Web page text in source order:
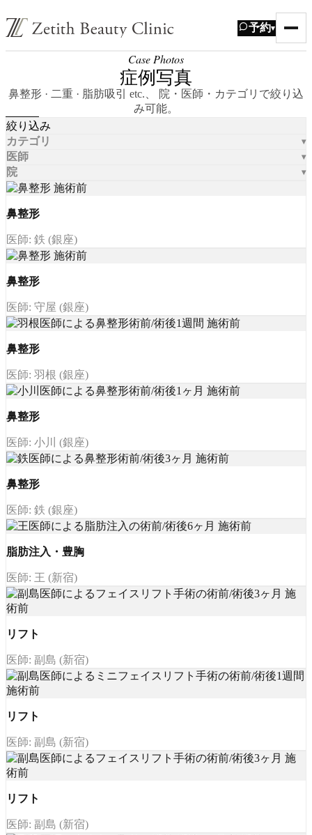
予約▾
Case Photos
症例写真
鼻整形 · 二重 · 脂肪吸引 etc.、 院・医師・カテゴリで絞り込
み可能。
絞り込み
カテゴリ
医師
院
鼻整形
医師: 鉄 (銀座)
鼻整形
医師: 守屋 (銀座)
鼻整形
医師: 羽根 (銀座)
鼻整形
医師: 小川 (銀座)
鼻整形
医師: 鉄 (銀座)
脂肪注入・豊胸
医師: 王 (新宿)
リフト
医師: 副島 (新宿)
リフト
医師: 副島 (新宿)
リフト
医師: 副島 (新宿)